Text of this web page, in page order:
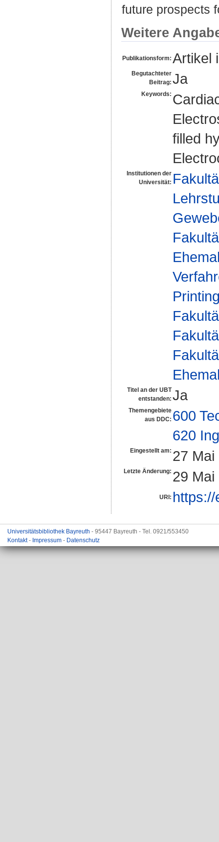
future prospects
Weitere
Publikationsform: Artikel
Begutachteter
Beitrag: Ja
Keywords:
filled
Institutionen der
Universität:
Titel an der UBT
entstanden: Ja
Themengebiete
aus DDC: 600
620
Eingestellt am: 27 Mai
Letzte Änderung: 29 Mai
URI:
Universitätsbibliothek Bayreuth - 95447 Bayreuth - Tel. 0921/553450
Kontakt- Impressum - Datenschutz